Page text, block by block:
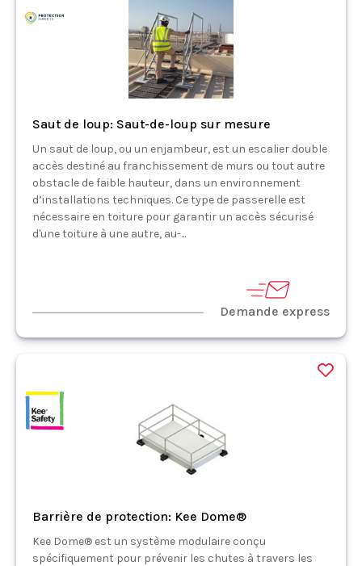
Saut de loup: Saut-de-loup sur mesure
Un saut de loup, ou un enjambeur, est un escalier double
accès destiné au franchissement de murs ou tout autre
obstacle de faible hauteur, dans un environnement
d’installations techniques. Ce type de passerelle est
nécessaire en toiture pour garantir un accès sécurisé
d'une toiture à une autre, au-...
Demande express
Barrière de protection: Kee Dome®
Kee Dome® est un système modulaire conçu
spécifiquement pour prévenir les chutes à travers les